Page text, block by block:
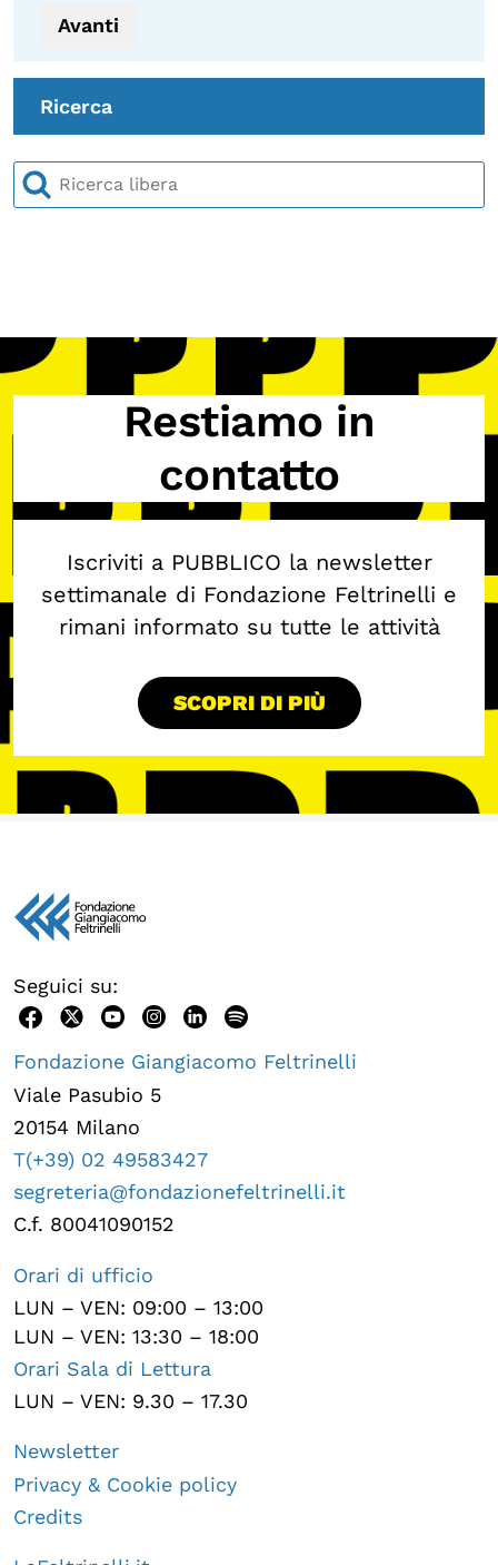
Avanti
Ricerca
Restiamo in
contatto
Iscriviti a PUBBLICO la newsletter
settimanale di Fondazione Feltrinelli e
rimani informato su tutte le attività
SCOPRI DI PIÙ
Seguici su:
Fondazione Giangiacomo Feltrinelli
Viale Pasubio 5
20154 Milano
T(+39) 02 49583427
segreteria@fondazionefeltrinelli.it
C.f. 80041090152
Orari di ufficio
LUN – VEN: 09:00 – 13:00
LUN – VEN: 13:30 – 18:00
Orari Sala di Lettura
LUN – VEN: 9.30 – 17.30
Newsletter
Privacy & Cookie policy
Credits